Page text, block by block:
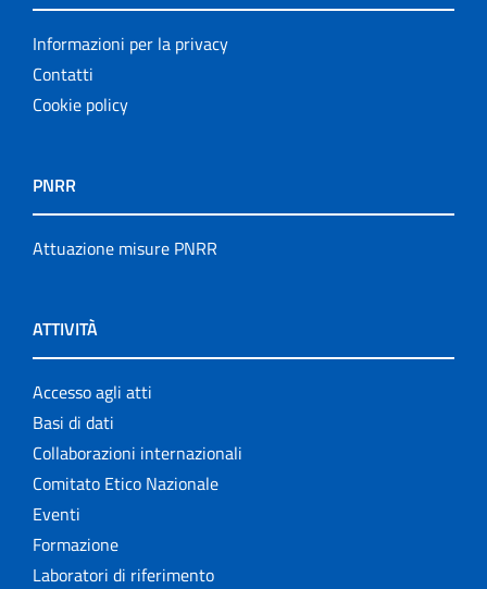
Informazioni per la privacy
Contatti
Cookie policy
PNRR
Attuazione misure PNRR
ATTIVITÀ
Accesso agli atti
Basi di dati
Collaborazioni internazionali
Comitato Etico Nazionale
Eventi
Formazione
Laboratori di riferimento